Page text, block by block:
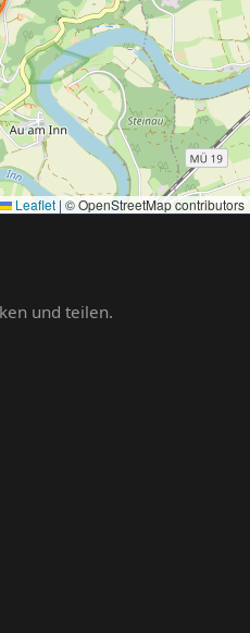
Leaflet | © OpenStreetMap contributors
und teilen.